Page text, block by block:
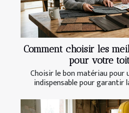
Comment choisir les
pour votre
Choisir le bon matériau pour
indispensable pour garantir